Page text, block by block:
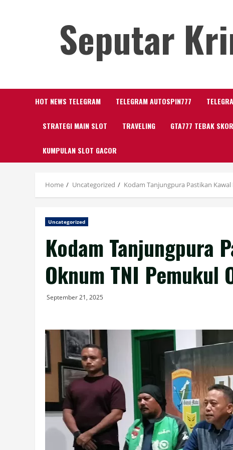
Seputar
HOT NEWS TELEGRAM TELEGRAM AUTOSPIN777
STRATEGI MAIN SLOT TRAVELING GTA777 TEBAK SKOR
KUMPULAN SLOT GACOR
Home Uncategorized Kodam Tanjungpura Pastikan
Uncategorized
Kodam Tanjungpura
Oknum TNI Pemukul
September 21, 2025